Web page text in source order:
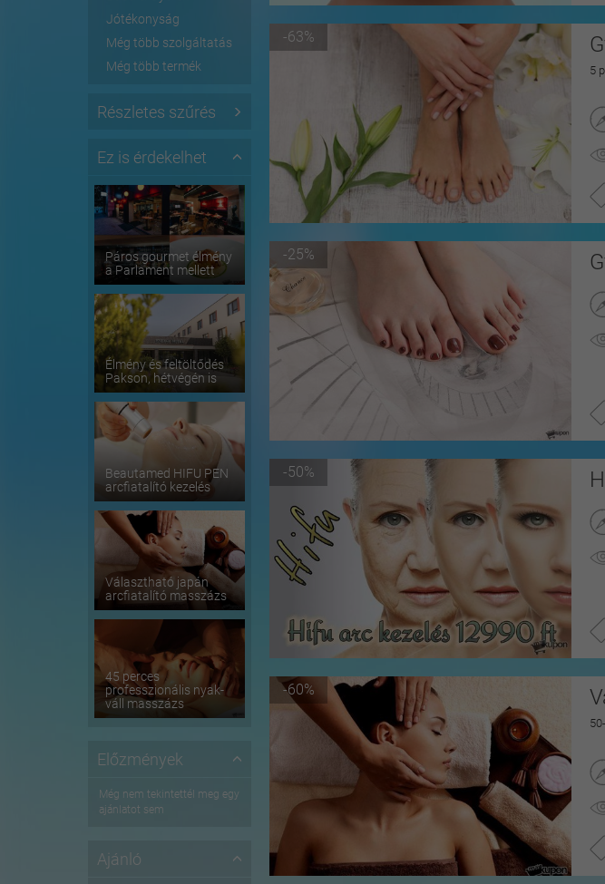
Jótékonyság
Még több szolgáltatás
Még több termék
Részletes szűrés
Ez is érdekelhet
Páros gourmet élmény
a Parlament mellett
Élmény és feltöltődés
Pakson, hétvégén is
Beautamed HIFU PEN
arcfiatalító kezelés
Választható japán
arcfiatalító masszázs
45 perces
professzionális nyak-
váll masszázs
Előzmények
Még nem tekintettél meg egy
ajánlatot sem
Ajánló
-63%
5
-25%
-50%
-60%